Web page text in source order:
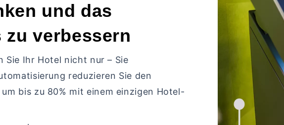
und das
verbessern
Sie Ihr Hotel nicht nur – Sie
reduzieren Sie den
bis zu 80% mit einem einzigen Hotel-